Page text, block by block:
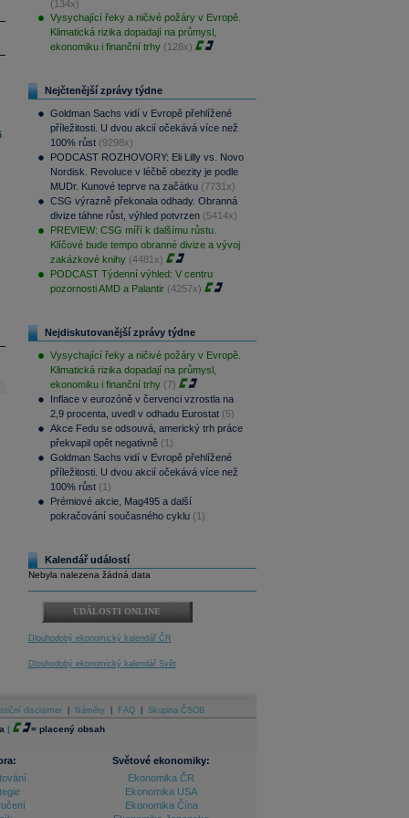
(134x)
Vysychající řeky a ničivé požáry v Evropě.
Klimatická rizika dopadají na průmysl,
ekonomiku i finanční trhy (128x)
Nejčtenější zprávy týdne
Goldman Sachs vidí v Evropě přehlížené
příležitosti. U dvou akcií očekává více než
100% růst (9298x)
PODCAST ROZHOVORY: Eli Lilly vs. Novo
Nordisk. Revoluce v léčbě obezity je podle
MUDr. Kunové teprve na začátku (7731x)
CSG výrazně překonala odhady. Obranná
divize táhne růst, výhled potvrzen (5414x)
PREVIEW: CSG míří k dalšímu růstu.
Klíčové bude tempo obranné divize a vývoj
zakázkové knihy (4481x)
PODCAST Týdenní výhled: V centru
pozornosti AMD a Palantir (4257x)
Nejdiskutovanější zprávy týdne
Vysychající řeky a ničivé požáry v Evropě.
Klimatická rizika dopadají na průmysl,
ekonomiku i finanční trhy (7)
Inflace v eurozóně v červenci vzrostla na
2,9 procenta, uvedl v odhadu Eurostat (5)
Akce Fedu se odsouvá, americký trh práce
překvapil opět negativně (1)
Goldman Sachs vidí v Evropě přehlížené
příležitosti. U dvou akcií očekává více než
100% růst (1)
Prémiové akcie, Mag495 a další
pokračování současného cyklu (1)
Kalendář událostí
Nebyla nalezena žádná data
UDÁLOSTI ONLINE
Dlouhodobý ekonomický kalendář ČR
Dlouhodobý ekonomický kalendář Svět
disclaimer Náměty FAQ Skupina ČSOB
| = placený obsah
Světové ekonomiky:
Ekonomika ČR
Ekonomika USA
Ekonomika Čína